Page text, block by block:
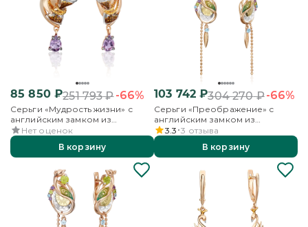
85 850₽251 793₽-66%
Серьги «Мудрость жизни» с
английским замком из
комбинированного золота с
аметистом, кварцем дымчатым и
эмалью
Нет оценок
В корзину
103 742 ₽304 270₽-66%
Серьги «Преображение» с
английским замком из
комбинированного золота с
миксом камней и эмалью
3.3 3 отзыва
В корзину